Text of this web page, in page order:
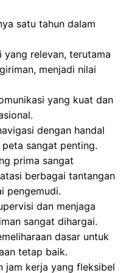
satu tahun dalam
yang relevan, terutama
menjadi nilai
yang kuat dan
dengan handal
peta sangat penting.
prima sangat
berbagai tantangan
pengemudi.
dan menjaga
sangat dihargai.
dasar untuk
tetap baik.
jam kerja yang fleksibel